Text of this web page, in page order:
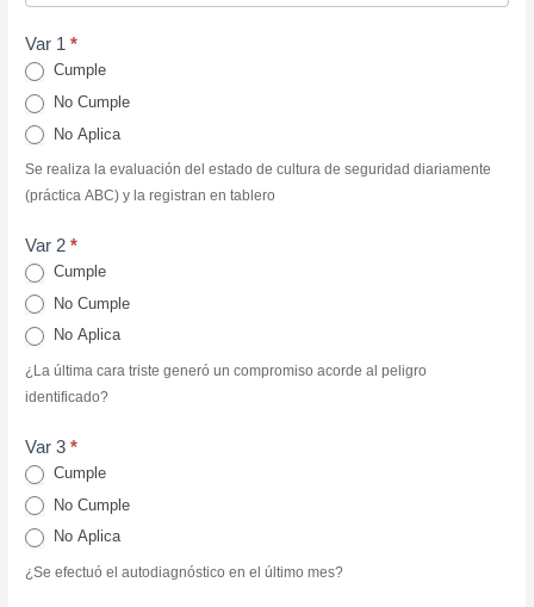
Var 1*
Cumple
No Cumple
No Aplica
Se realiza la evaluación del estado de cultura de seguridad diariamente
(práctica ABC) y la registran en tablero
Var 2*
Cumple
No Cumple
No Aplica
¿La última cara triste generó un compromiso acorde al peligro
identificado?
Var 3*
Cumple
No Cumple
No Aplica
¿Se efectuó el autodiagnóstico en el último mes?